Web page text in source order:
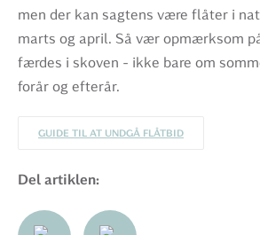
men der kan sagtens være flåter i
marts og april. Så vær opmærksom
færdes i skoven - ikke bare om
forår og efterår.
GUIDE TIL AT UNDGÅ FLÅTBID
Del artiklen: